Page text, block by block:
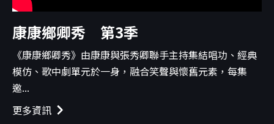
康康鄉卿秀 第3季
《康康鄉卿秀》由康康與張秀卿聯手主持集結唱功、經典
模仿、歌中劇單元於一身，融合笑聲與懷舊元素，每集
邀...
更多資訊